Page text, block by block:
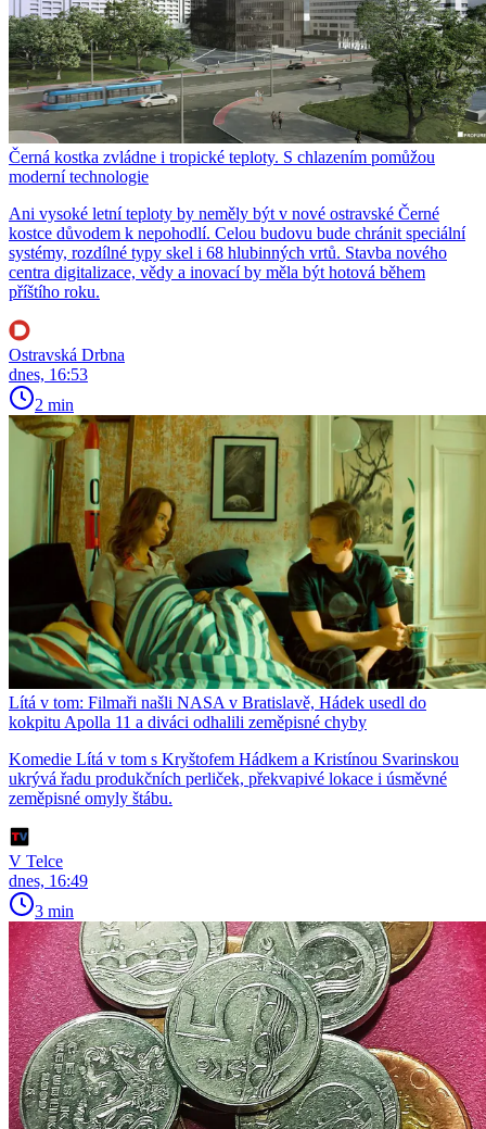
Černá kostka zvládne i tropické teploty. S chlazením pomůžou
moderní technologie
Ani vysoké letní teploty by neměly být v nové ostravské Černé
kostce důvodem k nepohodlí. Celou budovu bude chránit speciální
systémy, rozdílné typy skel i 68 hlubinných vrtů. Stavba nového
centra digitalizace, vědy a inovací by měla být hotová během
příštího roku.
Ostravská Drbna
dnes, 16:53
2 min
Lítá v tom: Filmaři našli NASA v Bratislavě, Hádek usedl do
kokpitu Apolla 11 a diváci odhalili zeměpisné chyby
Komedie Lítá v tom s Kryštofem Hádkem a Kristínou Svarinskou
ukrývá řadu produkčních perliček, překvapivé lokace i úsměvné
zeměpisné omyly štábu.
V Telce
dnes, 16:49
3 min